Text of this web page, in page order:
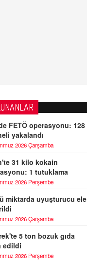
FETÖ operasyonu: 128
yakalandı
2026 Çarşamba
31 kilo kokain
1 tutuklama
2026 Perşembe
miktarda uyuşturucu ele
2026 Çarşamba
5 ton bozuk gıda
edildi
2026 Perşembe